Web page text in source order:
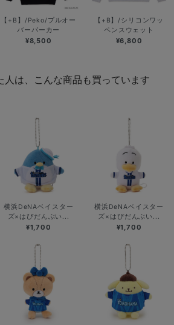
【+B】/Peko/プルオー
バーパーカー
¥8,500
【+B】/シリコンワッ
ペンスウェット
¥6,800
人は、こんな商品も買っています
横浜DeNAベイスター
ズ×はぴだんぶい...
¥1,700
横浜DeNAベイスター
ズ×はぴだんぶい...
¥1,700